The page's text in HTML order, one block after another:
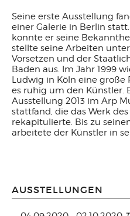
Seine erste Ausstellung
einer Galerie in Berlin
konnte er seine
stellte seine Arbeiten
Vorsetzen und der
Baden aus. Im Jahr 1999
Ludwig in Köln eine große
es ruhig um den Künstler.
Ausstellung 2013 im Arp
stattfand, die das Werk
rekapitulierte. Bis zu
arbeitete der Künstler in
AUSSTELLUNGEN